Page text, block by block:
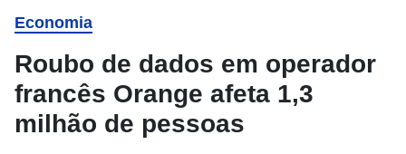
Economia
Roubo de dados em operador
francês Orange afeta 1,3
milhão de pessoas